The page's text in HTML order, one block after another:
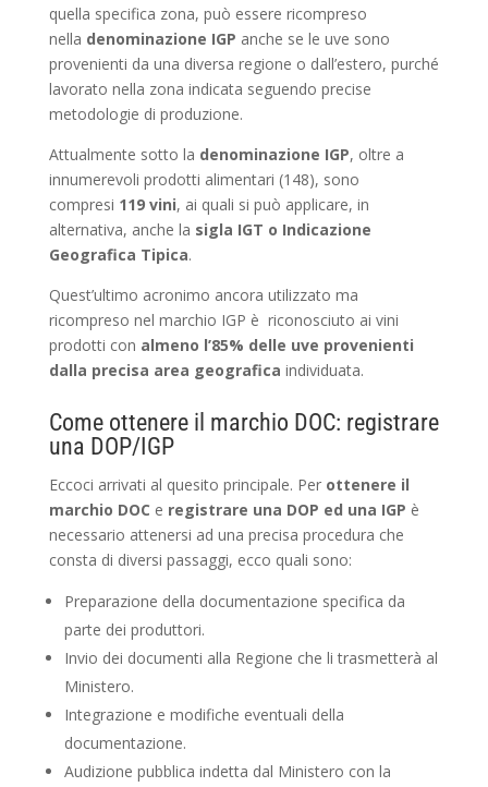
quella specifica zona, può essere ricompreso
nella denominazione IGP anche se le uve sono
provenienti da una diversa regione o dall’estero, purché
lavorato nella zona indicata seguendo precise
metodologie di produzione.
Attualmente sotto la denominazione IGP, oltre a
innumerevoli prodotti alimentari (148), sono
compresi 119 vini, ai quali si può applicare, in
alternativa, anche la sigla IGT o Indicazione
Geografica Tipica.
Quest’ultimo acronimo ancora utilizzato ma
ricompreso nel marchio IGP è riconosciuto ai vini
prodotti con almeno l’85% delle uve provenienti
dalla precisa area geografica individuata.
Come ottenere il marchio DOC: registrare
una DOP/IGP
Eccoci arrivati al quesito principale. Per ottenere il
marchio DOC e registrare una DOP ed una IGP è
necessario attenersi ad una precisa procedura che
consta di diversi passaggi, ecco quali sono:
Preparazione della documentazione specifica da
parte dei produttori.
Invio dei documenti alla Regione che li trasmetterà al
Ministero.
Integrazione e modifiche eventuali della
documentazione.
Audizione pubblica indetta dal Ministero con la